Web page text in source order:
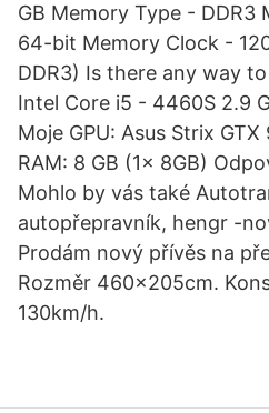
GB Memory Type -
64-bit Memory Clock -
DDR3) Is there any way
Intel Core i5 - 4460S 2.9
Moje GPU: Asus Strix
RAM: 8 GB (1x 8GB)
Mohlo by vás také
autopřepravník, hengr -
Prodám nový přívěs na
Rozměr 460x205cm.
130km/h.